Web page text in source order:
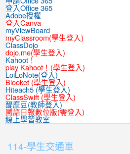
登入Office 365
Adobe授權
登入Canva
myViewBoard
myClassroom(學生登入)
ClassDojo
dojo.me(學生登入)
Kahoot！
play Kahoot！(學生登入)
LoiLoNote(登入)
Blooket (學生登入)
Hiteach5 (學生登入)
ClassSwift (學生登入)
醍摩豆(教師登入)
國語日報數位版(需登入)
線上學習教室
114-學生交通車